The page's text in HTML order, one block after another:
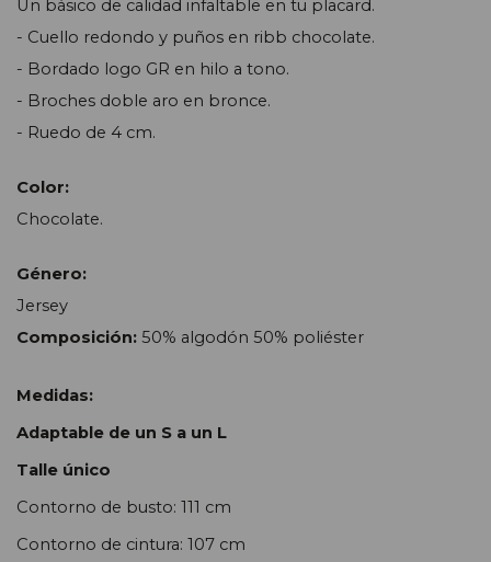
Un básico de calidad infaltable en tu placard.
- Cuello redondo y puños en ribb chocolate.
- Bordado logo GR en hilo a tono.
- Broches doble aro en bronce.
- Ruedo de 4 cm.
Color:
Chocolate.
Género:
Jersey
Composición: 50% algodón 50% poliéster
Medidas:
Adaptable de un S a un L
Talle único
Contorno de busto: 111 cm
Contorno de cintura: 107 cm